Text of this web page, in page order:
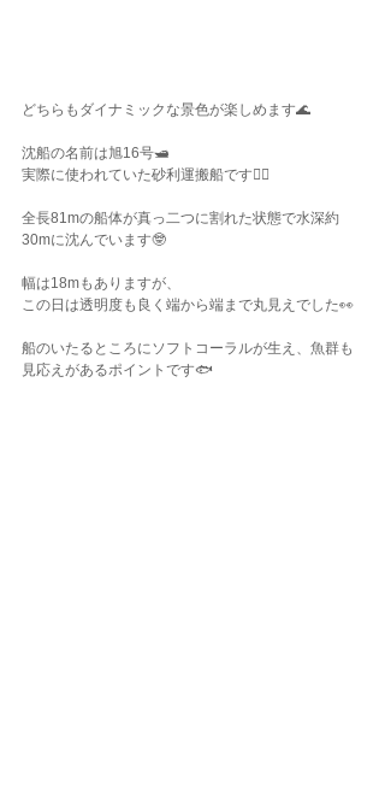
どちらもダイナミックな景色が楽しめます🌊
沈船の名前は旭16号🛥
実際に使われていた砂利運搬船です👌🏾
全長81mの船体が真っ二つに割れた状態で水深約
30mに沈んでいます🤓
幅は18mもありますが、
この日は透明度も良く端から端まで丸見えでした👀
船のいたるところにソフトコーラルが生え、魚群も
見応えがあるポイントです🐟